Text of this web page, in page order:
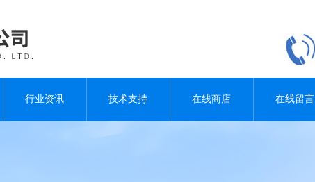
行业资讯 技术支持 在线商店 在线留言